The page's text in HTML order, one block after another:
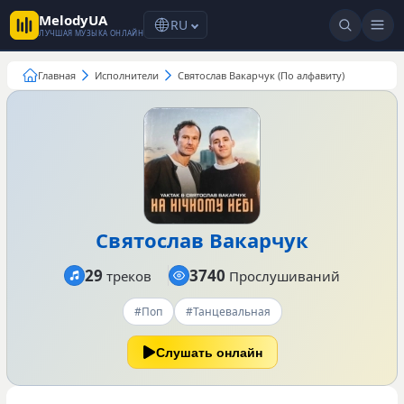
MelodyUA
ЛУЧШАЯ МУЗЫКА ОНЛАЙН RU
Главная Исполнители Святослав Вакарчук (По алфавиту)
Святослав Вакарчук
#Поп #Танцевальная
29 треков 3740 Прослушиваний
Слушать онлайн